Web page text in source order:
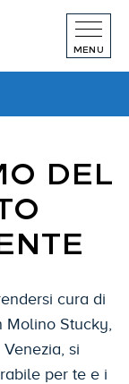
MENU
DEL
cura di
Molino Stucky,
si
per te e i